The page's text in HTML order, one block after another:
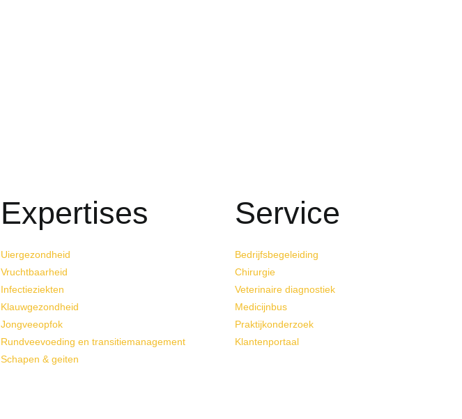
Expertises
Uiergezondheid
Vruchtbaarheid
Infectieziekten
Klauwgezondheid
Jongveeopfok
Rundveevoeding en transitiemanagement
Schapen & geiten
Service
Bedrijfsbegeleiding
Chirurgie
Veterinaire diagnostiek
Medicijnbus
Praktijkonderzoek
Klantenportaal